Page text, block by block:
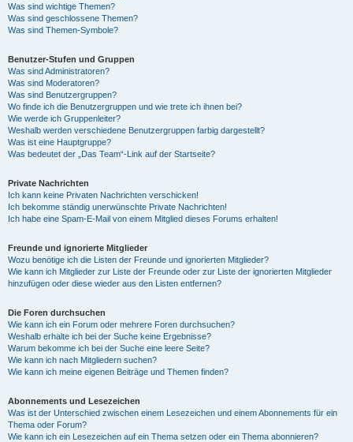
Was sind wichtige Themen?
Was sind geschlossene Themen?
Was sind Themen-Symbole?
Benutzer-Stufen und Gruppen
Was sind Administratoren?
Was sind Moderatoren?
Was sind Benutzergruppen?
Wo finde ich die Benutzergruppen und wie trete ich ihnen bei?
Wie werde ich Gruppenleiter?
Weshalb werden verschiedene Benutzergruppen farbig dargestellt?
Was ist eine Hauptgruppe?
Was bedeutet der „Das Team“-Link auf der Startseite?
Private Nachrichten
Ich kann keine Privaten Nachrichten verschicken!
Ich bekomme ständig unerwünschte Private Nachrichten!
Ich habe eine Spam-E-Mail von einem Mitglied dieses Forums erhalten!
Freunde und ignorierte Mitglieder
Wozu benötige ich die Listen der Freunde und ignorierten Mitglieder?
Wie kann ich Mitglieder zur Liste der Freunde oder zur Liste der ignorierten Mitglieder
hinzufügen oder diese wieder aus den Listen entfernen?
Die Foren durchsuchen
Wie kann ich ein Forum oder mehrere Foren durchsuchen?
Weshalb erhalte ich bei der Suche keine Ergebnisse?
Warum bekomme ich bei der Suche eine leere Seite?
Wie kann ich nach Mitgliedern suchen?
Wie kann ich meine eigenen Beiträge und Themen finden?
Abonnements und Lesezeichen
Was ist der Unterschied zwischen einem Lesezeichen und einem Abonnements für ein
Thema oder Forum?
Wie kann ich ein Lesezeichen auf ein Thema setzen oder ein Thema abonnieren?